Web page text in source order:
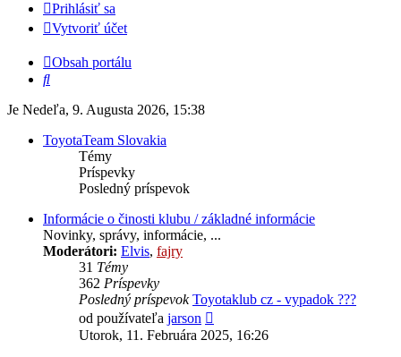
Prihlásiť sa
Vytvoriť účet
Obsah portálu
Hľadať
Je Nedeľa, 9. Augusta 2026, 15:38
ToyotaTeam Slovakia
Témy
Príspevky
Posledný príspevok
Informácie o činosti klubu / základné informácie
Novinky, správy, informácie, ...
Moderátori: Elvis, fajry
31 Témy
362 Príspevky
Posledný príspevok Toyotaklub cz - vypadok ???
od používateľa jarson
posledný
Utorok, 11. Februára 2025, 16:26